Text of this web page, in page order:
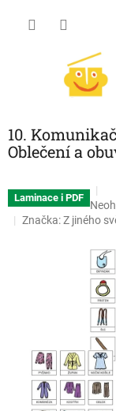
10.
Oblečení a
Laminace i PDF
je
0,0
z
5
Značka:Z jiného